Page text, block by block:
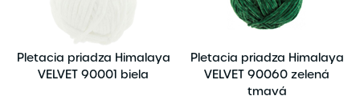
Pletacia priadza Himalaya
VELVET 90001 biela
Pletacia priadza Himalaya
VELVET 90060 zelená
tmavá